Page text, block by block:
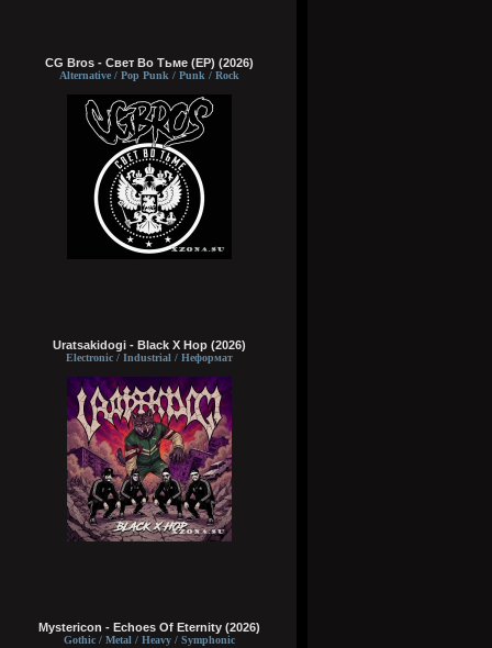
CG Bros - Свет Во Тьме (EP) (2026)
Alternative / Pop Punk / Punk / Rock
Uratsakidogi - Black X Hop (2026)
Electronic / Industrial / Неформат
Mystericon - Echoes Of Eternity (2026)
Gothic / Metal / Heavy / Symphonic